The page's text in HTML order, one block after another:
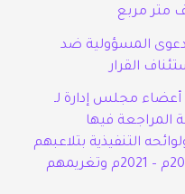
دعوى المسؤولية ضد
القرار
أعضاء مجلس إدارة لـ
المراجعة فيها
التنفيذية بتلاعبهم
بالقوائم المالية خلال الفترة من 2018م – 2021م وتغريمهم